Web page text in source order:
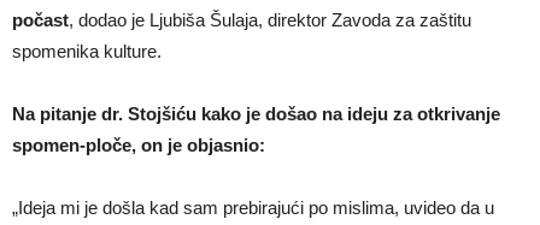
počast, dodao je Ljubiša Šulaja, direktor Zavoda za zaštitu
spomenika kulture.
Na pitanje dr. Stojšiću kako je došao na ideju za otkrivanje
spomen-ploče, on je objasnio:
„Ideja mi je došla kad sam prebirajući po mislima, uvideo da u